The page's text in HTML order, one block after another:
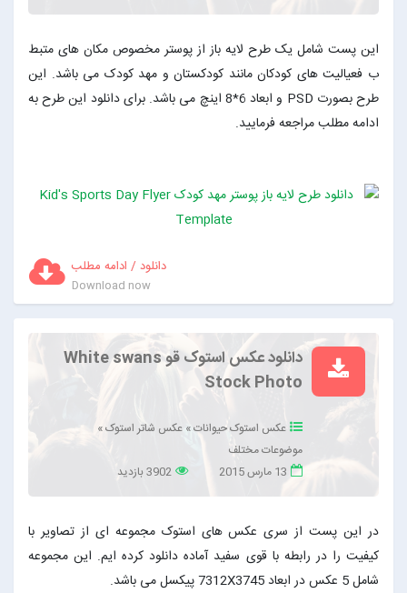
این پست شامل یک طرح لایه باز از پوستر مخصوص مکان های متبط
ب فعیالیت های کودکان مانند کودکستان و مهد کودک می باشد. این
طرح بصورت PSD و ابعاد 6*8 اینچ می باشد. برای دانلود این طرح به
ادامه مطلب مراجعه فرمایید.
دانلود / ادامه مطلب
Download now
دانلود عکس استوک قو White swans
Stock Photo
عکس استوک حیوانات»عکس شاتر استوک»
موضوعات مختلف
3902 بازدید
در این پست از سری عکس های استوک مجموعه ای از تصاویر با
کیفیت را در رابطه با قوی سفید آماده دانلود کرده ایم. این مجموعه
شامل 5 عکس در ابعاد 7312X3745 پیکسل می باشد.